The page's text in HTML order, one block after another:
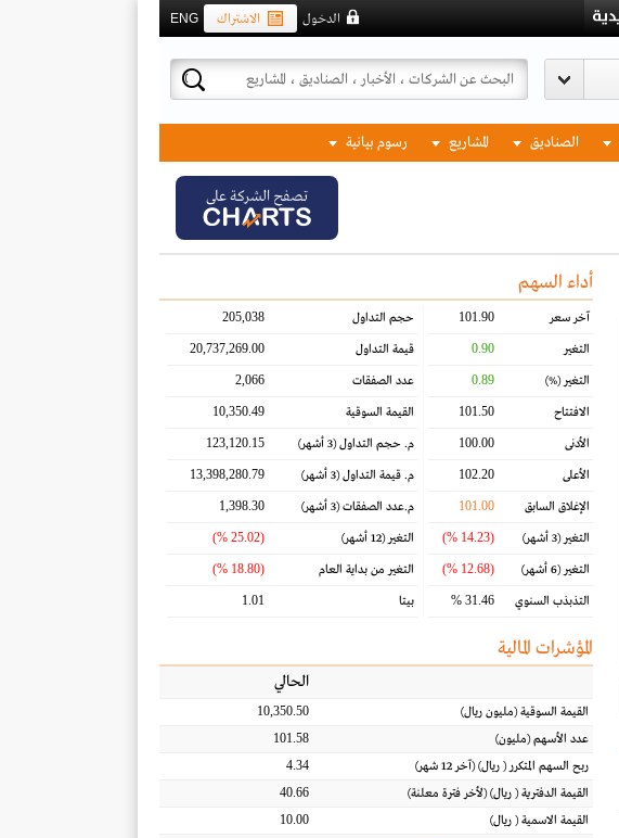
ENG الاشتراك الدخول
الصناديق المشاريع رسوم بيانية
تصفح الشركة على
أداء السهم
آخر سعر 101.90
التغير 0.90
التغير(%)
0.89
الافتتاح 101.50
الأدنى 100.00
الأعلى 102.20
الإغلاق السابق 101.00
التغير(3 أشهر) (14.23 %)
التغير(6 أشهر) (12.68 %)
التذبذب السنوي 31.46 %
حجم التداول 205,038
قيمة التداول 20,737,269.00
عدد الصفقات 2,066
القيمة السوقية 10,350.49
م. حجم التداول(3 أشهر) 123,120.15
م. قيمة التداول(3 أشهر) 13,398,280.79
م.عدد الصفقات(3 أشهر) 1,398.30
التغير(12 أشهر) (25.02 %)
التغير من بداية العام (18.80 %)
بيتا 1.01
المؤشرات المالية
الحالي
القيمة السوقية(مليون ريال)
10,350.50
عدد الأسهم(مليون)
101.58
ربح السهم المتكرر( ريال) (آخر 12 شهر)
4.34
القيمة الدفترية( ريال) (لأخر فترة معلنة)
40.66
القيمة الاسمية( ريال)
10.00